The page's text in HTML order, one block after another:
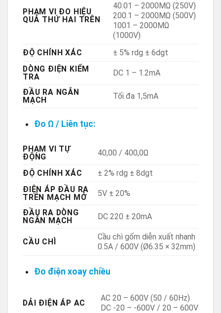
PHẠM VI ĐO HIỆU
QUẢ THỨ HAI TRÊN
40.01 – 2000MΩ (250V)
200.1 – 2000MΩ (500V)
1001 – 2000MΩ
(1000V)
ĐỘ CHÍNH XÁC
± 5% rdg ± 6dgt
DÒNG ĐIỆN KIỂM
TRA
DC 1 – 1.2mA
ĐẦU RA NGẮN
MẠCH
Tối đa 1,5mA
Đo Ω / Liên tục:
PHẠM VI TỰ
ĐỘNG
40,00 / 400,0Ω
ĐỘ CHÍNH XÁC
± 2% rdg ± 8dgt
ĐIỆN ÁP ĐẦU RA
TRÊN MẠCH MỞ
5V ± 20%
ĐẦU RA DÒNG
NGẮN MẠCH
DC 220 ± 20mA
CẦU CHÌ
Cầu chì gốm diễn xuất nhanh
0.5A / 600V (Ø6.35 × 32mm)
Đo điện xoay chiều
DẢI ĐIỆN ÁP AC
AC 20 – 600V (50 / 60Hz)
DC -20 – -600V / 20 – 600V